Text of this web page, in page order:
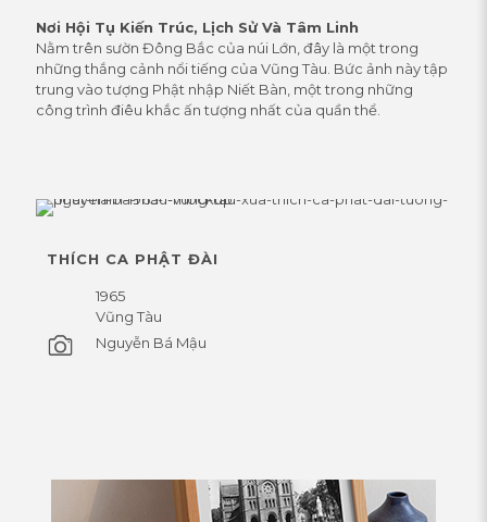
Nơi Hội Tụ Kiến Trúc, Lịch Sử Và Tâm Linh
Nằm trên sườn Đông Bắc của núi Lớn, đây là một trong
những thắng cảnh nổi tiếng của Vũng Tàu. Bức ảnh này tập
trung vào tượng Phật nhập Niết Bàn, một trong những
công trình điêu khắc ấn tượng nhất của quần thể.
THÍCH CA PHẬT ĐÀI
1965
Vũng Tàu
Nguyễn Bá Mậu